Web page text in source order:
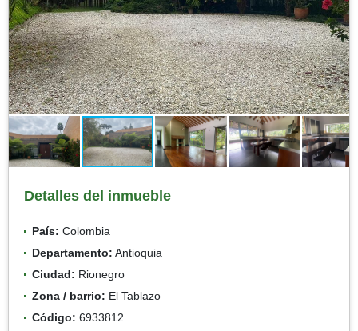
Detalles del inmueble
País: Colombia
Departamento: Antioquia
Ciudad: Rionegro
Zona / barrio: El Tablazo
Código: 6933812